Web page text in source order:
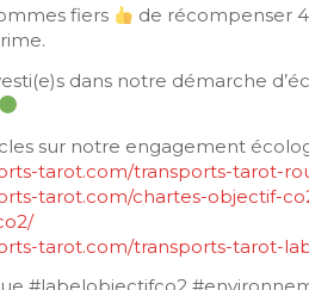
fiers
de récompenser
dans notre démarche
sur notre engagement
tarot.com/transports-tarot-
tarot.com/chartes-objectif-
tarot.com/transports-tarot-